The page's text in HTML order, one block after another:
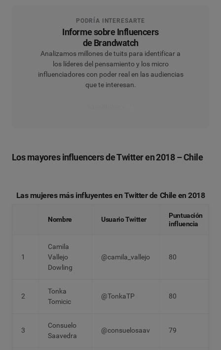
PODRÍA INTERESARTE
Informe sobre Influencers
de Brandwatch
Analizamos millones de tuits para identificar a
los líderes del pensamiento y los micro
influenciadores con poder real en las audiencias
que te interesan.
Los mayores influencers de Twitter en 2018 – Chile
Las mujeres más influyentes en Twitter de Chile en 2018
Nombre Usuario Twitter
Puntuación
influencia
1
Camila
Vallejo
Dowling
@camila_vallejo 80
2
Tonka
Tomicic
@TonkaTP 80
3
Consuelo
Saavedra
@consuelosaav 79